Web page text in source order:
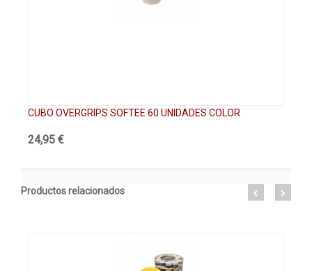
CUBO OVERGRIPS SOFTEE 60 UNIDADES COLOR
24,95 €
Productos relacionados